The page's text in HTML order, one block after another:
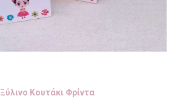
Ξύλινο Κουτάκι Φρίντα